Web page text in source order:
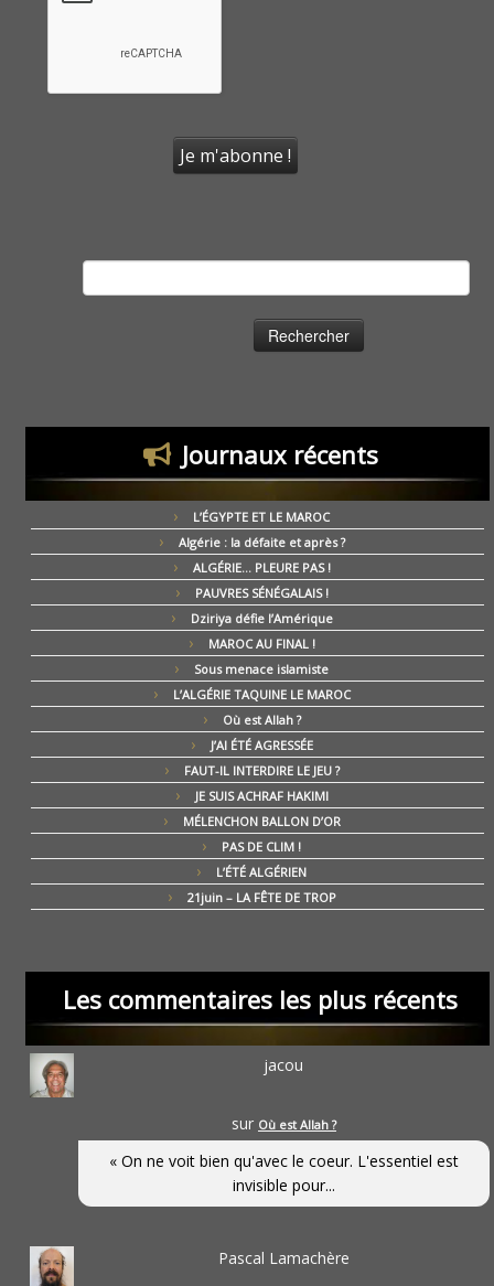
Journaux récents
L’ÉGYPTE ET LE MAROC
Algérie : la défaite et après ?
ALGÉRIE… PLEURE PAS !
PAUVRES SÉNÉGALAIS !
Dziriya défie l’Amérique
MAROC AU FINAL !
Sous menace islamiste
L’ALGÉRIE TAQUINE LE MAROC
Où est Allah ?
J’AI ÉTÉ AGRESSÉE
FAUT-IL INTERDIRE LE JEU ?
JE SUIS ACHRAF HAKIMI
MÉLENCHON BALLON D’OR
PAS DE CLIM !
L’ÉTÉ ALGÉRIEN
21juin – LA FÊTE DE TROP
Les commentaires les plus récents
jacou
sur Où est Allah ?
« On ne voit bien qu'avec le coeur. L'essentiel est
invisible pour...
Pascal Lamachère